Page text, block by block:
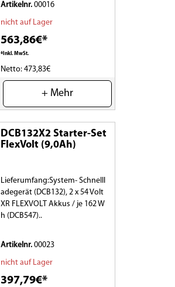
Artikelnr. 00016
nicht auf Lager
563,86€*
*Inkl. MwSt.
Netto: 473,83€
(0)
+ Mehr
DCB132X2 Starter-Set
FlexVolt (9,0Ah)
Lieferumfang:System- Schnelll
adegerät (DCB132), 2 x 54 Volt
XR FLEXVOLT Akkus / je 162 W
h (DCB547)..
Artikelnr. 00023
nicht auf Lager
397,79€*